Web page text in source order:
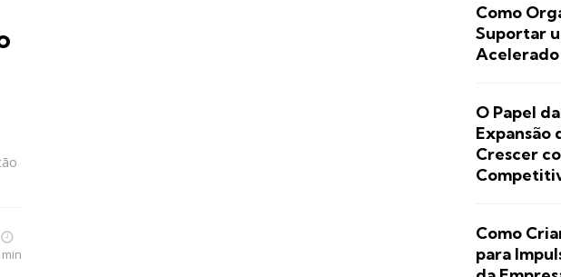
Como
Suportar
Acelerado
O Papel
Expansão
Crescer
Como
para